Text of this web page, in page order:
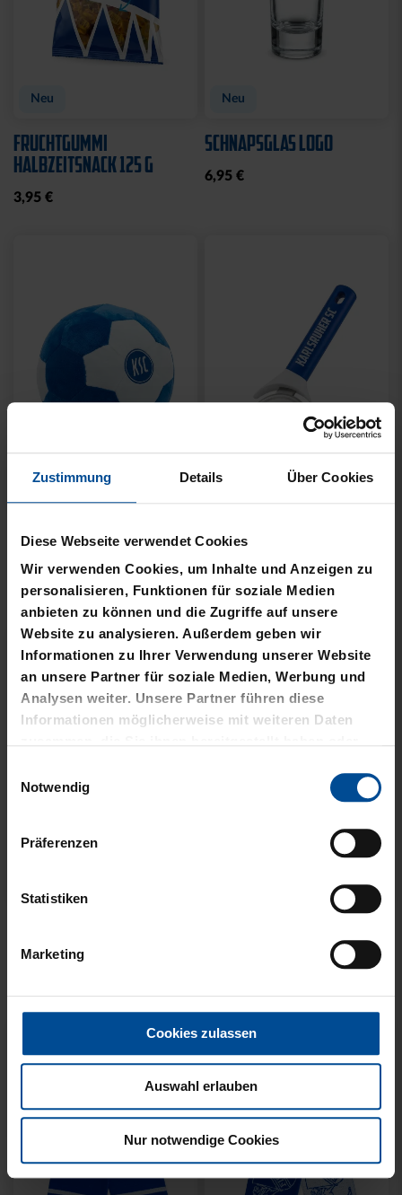
Zustimmung Details Über Cookies
Diese Webseite verwendet Cookies
Wir verwenden Cookies, um Inhalte und Anzeigen zu
personalisieren, Funktionen für soziale Medien
anbieten zu können und die Zugriffe auf unsere
Website zu analysieren. Außerdem geben wir
Informationen zu Ihrer Verwendung unserer Website
an unsere Partner für soziale Medien, Werbung und
Analysen weiter. Unsere Partner führen diese
Informationen möglicherweise mit weiteren Daten
gesammelt haben.
Notwendig
Präferenzen
Statistiken
Marketing
Cookies zulassen
Auswahl erlauben
Nur notwendige Cookies
Neu
FRUCHTGUMMI
HALBZEITSNACK 125 G
3,95 €
Neu
SCHNAPSGLAS LOGO
6,95 €
PLÜSCHBALL LOGO
GROSS
14,95 €
PIZZASCHNEIDER KSC
12,95 €
KIDS